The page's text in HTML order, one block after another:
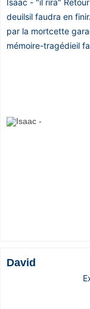
Isaac - "il rira"
deuilsil faudra en
par la mortcette
mémoire-tragédieil
David
Exemples de